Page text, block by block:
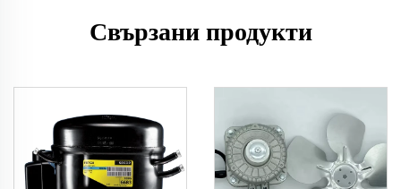
Свързани продукти